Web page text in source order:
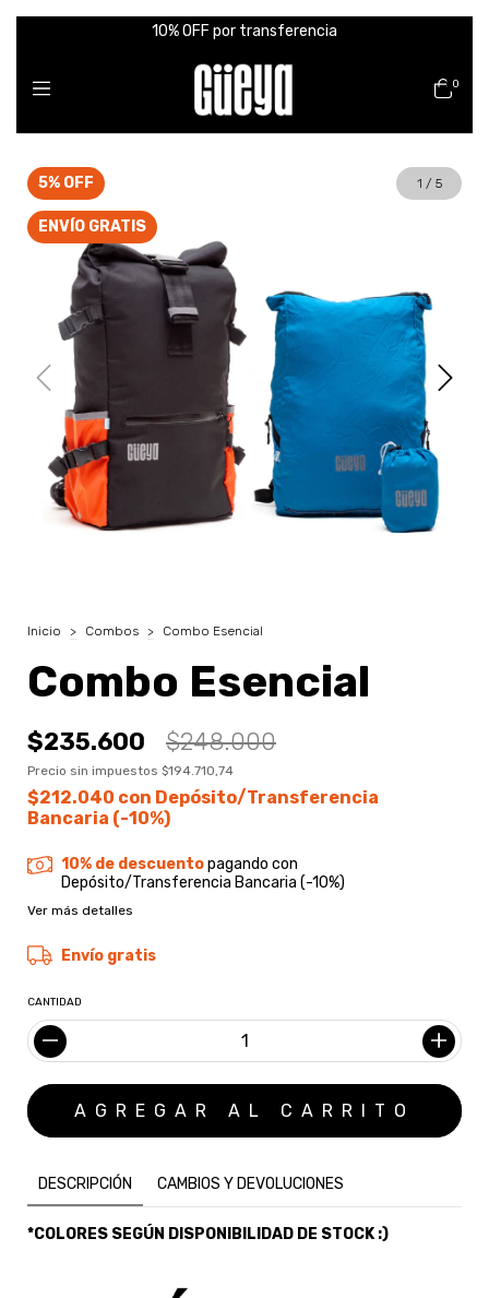
10% OFF por transferencia
0
5% OFF
ENVÍO GRATIS
1 / 5
Inicio > Combos > Combo Esencial
Combo Esencial
$235.600 $248.000
Precio sin impuestos $194.710,74
$212.040 con Depósito/Transferencia
Bancaria (-10%)
10% de descuentopagando con
Depósito/Transferencia Bancaria (-10%)
Ver más detalles
Envío gratis
CANTIDAD
DESCRIPCIÓN CAMBIOS Y DEVOLUCIONES
*COLORES SEGÚN DISPONIBILIDAD DE STOCK :)